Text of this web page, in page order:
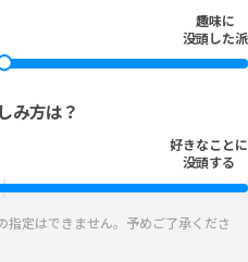
趣味に
没頭した派
み方は？
好きなことに
没頭する
定はできません。予めご了承くださ